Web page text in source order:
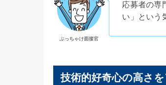
ぶっちゃけ面接官
応募者の専
い」という
技術的好奇心の高さ